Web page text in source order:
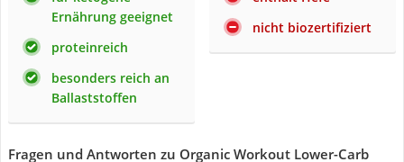
Ernährung geeignet
proteinreich
besonders reich an
Ballaststoffen
nicht biozertifiziert
Fragen und Antworten zu Organic Workout Lower-Carb